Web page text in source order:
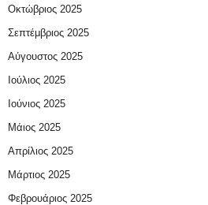
Οκτώβριος 2025
Σεπτέμβριος 2025
Αύγουστος 2025
Ιούλιος 2025
Ιούνιος 2025
Μάιος 2025
Απρίλιος 2025
Μάρτιος 2025
Φεβρουάριος 2025